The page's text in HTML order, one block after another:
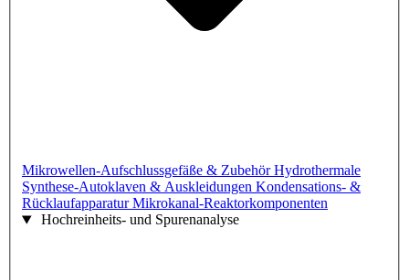
Mikrowellen-Aufschlussgefäße & ZubehörHydrothermale
Synthese-Autoklaven & Auskleidungen Kondensations- &
RücklaufapparaturMikrokanal-Reaktorkomponenten
Hochreinheits- und Spurenanalyse